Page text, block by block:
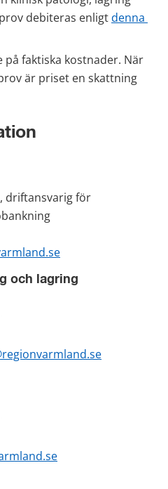
debiteras enligt denna
faktiska kostnader. När
är priset en skattning
driftansvarig för
och lagring